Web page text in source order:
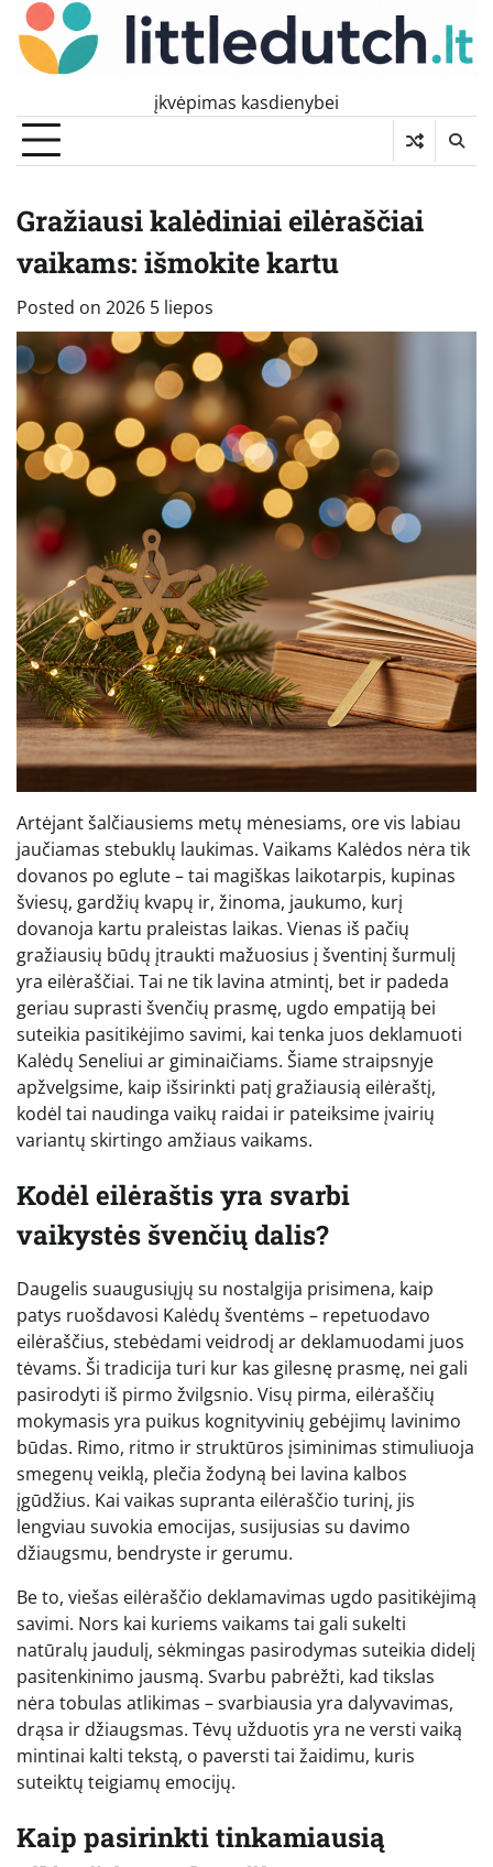
Skip
content
įkvėpimas kasdienybei
Gražiausi kalėdiniai eilėraščiai
vaikams: išmokite kartu
Posted on 2026 5 liepos
Artėjant šalčiausiems metų mėnesiams, ore vis labiau
jaučiamas stebuklų laukimas. Vaikams Kalėdos nėra tik
dovanos po eglute – tai magiškas laikotarpis, kupinas
šviesų, gardžių kvapų ir, žinoma, jaukumo, kurį
dovanoja kartu praleistas laikas. Vienas iš pačių
gražiausių būdų įtraukti mažuosius į šventinį šurmulį
yra eilėraščiai. Tai ne tik lavina atmintį, bet ir padeda
geriau suprasti švenčių prasmę, ugdo empatiją bei
suteikia pasitikėjimo savimi, kai tenka juos deklamuoti
Kalėdų Seneliui ar giminaičiams. Šiame straipsnyje
apžvelgsime, kaip išsirinkti patį gražiausią eilėraštį,
kodėl tai naudinga vaikų raidai ir pateiksime įvairių
variantų skirtingo amžiaus vaikams.
Kodėl eilėraštis yra svarbi
vaikystės švenčių dalis?
Daugelis suaugusiųjų su nostalgija prisimena, kaip
patys ruošdavosi Kalėdų šventėms – repetuodavo
eilėraščius, stebėdami veidrodį ar deklamuodami juos
tėvams. Ši tradicija turi kur kas gilesnę prasmę, nei gali
pasirodyti iš pirmo žvilgsnio. Visų pirma, eilėraščių
mokymasis yra puikus kognityvinių gebėjimų lavinimo
būdas. Rimo, ritmo ir struktūros įsiminimas stimuliuoja
smegenų veiklą, plečia žodyną bei lavina kalbos
įgūdžius. Kai vaikas supranta eilėraščio turinį, jis
lengviau suvokia emocijas, susijusias su davimo
džiaugsmu, bendryste ir gerumu.
Be to, viešas eilėraščio deklamavimas ugdo pasitikėjimą
savimi. Nors kai kuriems vaikams tai gali sukelti
natūralų jaudulį, sėkmingas pasirodymas suteikia didelį
pasitenkinimo jausmą. Svarbu pabrėžti, kad tikslas
nėra tobulas atlikimas – svarbiausia yra dalyvavimas,
drąsa ir džiaugsmas. Tėvų užduotis yra ne versti vaiką
mintinai kalti tekstą, o paversti tai žaidimu, kuris
suteiktų teigiamų emocijų.
Kaip pasirinkti tinkamiausią